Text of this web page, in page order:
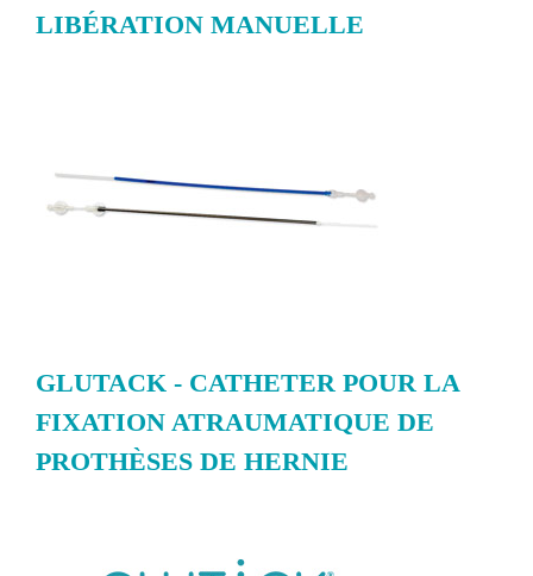
LIBÉRATION MANUELLE
GLUTACK - CATHETER POUR LA
FIXATION ATRAUMATIQUE DE
PROTHÈSES DE HERNIE